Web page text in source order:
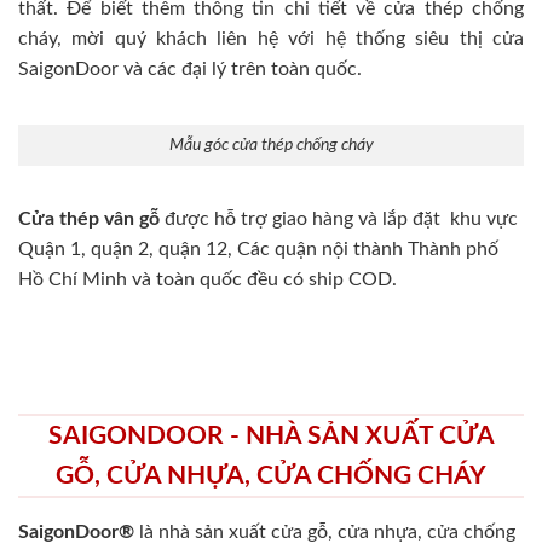
thất. Để biết thêm thông tin chi tiết về cửa thép chống
cháy, mời quý khách liên hệ với hệ thống siêu thị cửa
SaigonDoor và các đại lý trên toàn quốc.
Mẫu góc cửa thép chống cháy
Cửa thép vân gỗ được hỗ trợ giao hàng và lắp đặt khu vực
Quận 1, quận 2, quận 12, Các quận nội thành Thành phố
Hồ Chí Minh và toàn quốc đều có ship COD.
SAIGONDOOR - NHÀ SẢN XUẤT CỬA
GỖ, CỬA NHỰA, CỬA CHỐNG CHÁY
SaigonDoor® là nhà sản xuất cửa gỗ, cửa nhựa, cửa chống